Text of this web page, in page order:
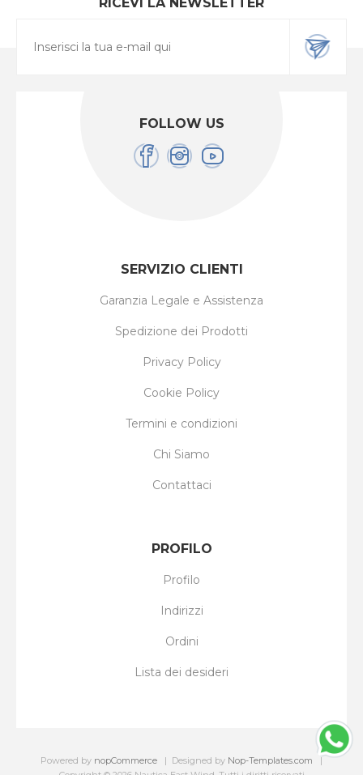
FOLLOW US
SERVIZIO CLIENTI
Garanzia Legale e Assistenza
Spedizione dei Prodotti
Privacy Policy
Cookie Policy
Termini e condizioni
Chi Siamo
Contattaci
PROFILO
Profilo
Indirizzi
Ordini
Lista dei desideri
Powered by nopCommerce Designed by Nop-Templates.com